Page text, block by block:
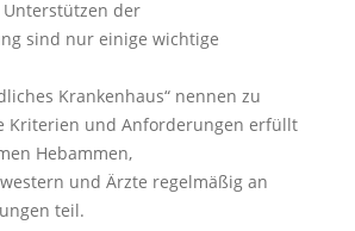
der
sind nur einige wichtige
Krankenhaus“ nennen zu
Kriterien und Anforderungen erfüllt
Hebammen,
und Ärzte regelmäßig an
teil.